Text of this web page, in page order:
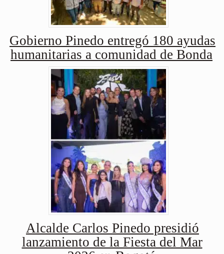
Gobierno Pinedo entregó 180 ayudas
humanitarias a comunidad de Bonda
Alcalde Carlos Pinedo presidió
lanzamiento de la Fiesta del Mar